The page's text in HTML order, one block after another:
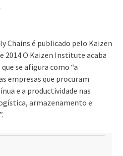
Chains é publicado pelo Kaizen
2014 O Kaizen Institute acaba
se afigura como “a
empresas que procuram
e a productividade nas
armazenamento e